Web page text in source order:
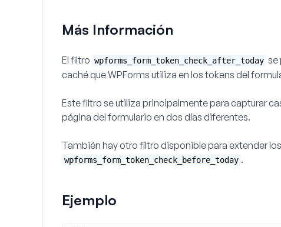
Más Información
El filtro wpforms_form_token_check_after_today se
caché que WPForms utiliza en los tokens del
Este filtro se utiliza principalmente para capturar
página del formulario en dos días diferentes.
También hay otro filtro disponible para extender
wpforms_form_token_check_before_today .
Ejemplo